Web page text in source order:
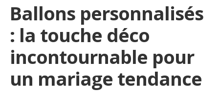
Ballons personnalisés
: la touche déco
incontournable pour
un mariage tendance